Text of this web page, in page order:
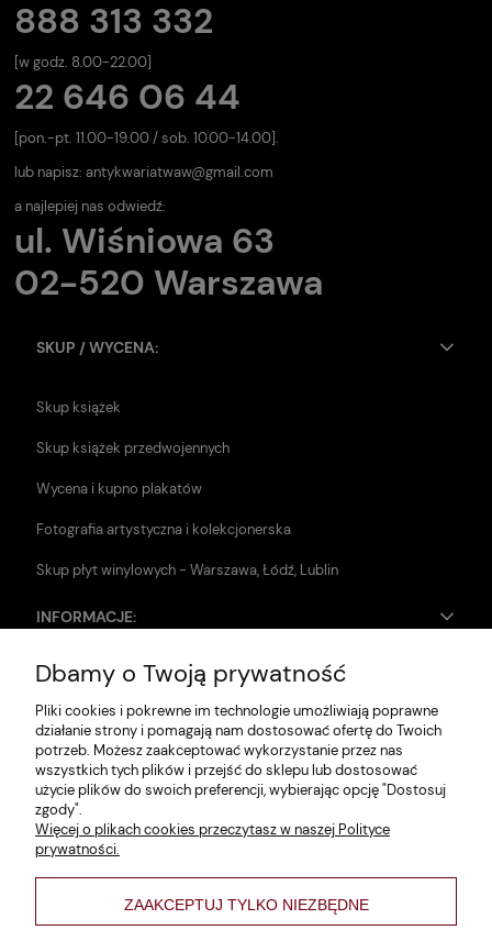
888 313 332
[w godz. 8.00-22.00]
22 646 06 44
[pon.-pt. 11.00-19.00 / sob. 10.00-14.00].
lub napisz: antykwariatwaw@gmail.com
a najlepiej nas odwiedź:
ul. Wiśniowa 63
02-520 Warszawa
SKUP / WYCENA:
Skup książek
Skup książek przedwojennych
Wycena i kupno plakatów
Fotografia artystyczna i kolekcjonerska
Skup płyt winylowych - Warszawa, Łódź, Lublin
INFORMACJE:
Zwroty i reklamacje
Dane firmy
Jak szukać?
Polityka prywatności
Regulamin
Poltyka cookies
varsaviana
Dbamy o Twoją prywatność
Pliki cookies i pokrewne im technologie umożliwiają poprawne
działanie strony i pomagają nam dostosować ofertę do Twoich
potrzeb. Możesz zaakceptować wykorzystanie przez nas
wszystkich tych plików i przejść do sklepu lub dostosować
użycie plików do swoich preferencji, wybierając opcję "Dostosuj
zgody".
Więcej o plikach cookies przeczytasz w naszej Polityce
prywatności.
ZAAKCEPTUJ TYLKO NIEZBĘDNE